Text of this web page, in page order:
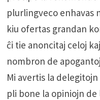
plurlingveco enhavas
kiu ofertas grandan
ĉi tie anoncitaj celoj
nombron de
Mi avertis la
pli bone la opiniojn